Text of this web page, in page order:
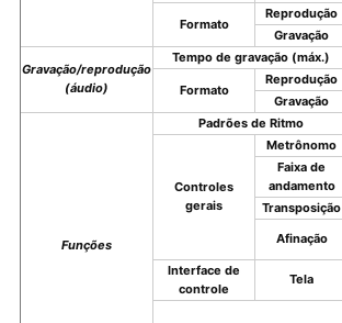
Formato
Reprodução
Gravação
Gravação/reprodução
(áudio)
Tempo de gravação (máx.)
Formato
Reprodução
Gravação
Funções
Padrões de Ritmo
Controles
gerais
Metrônomo
Faixa de
andamento
Transposição
Afinação
Interface de
controle
Tela